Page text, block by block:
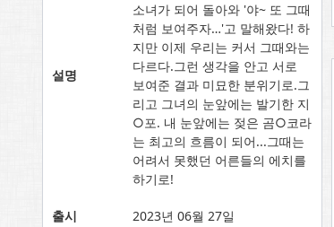
설명
소녀가 되어 돌아와 '야~ 또 그때
처럼 보여주자…'고 말해왔다! 하
지만 이제 우리는 커서 그때와는
다르다.그런 생각을 안고 서로
보여준 결과 미묘한 분위기로.그
리고 그녀의 눈앞에는 발기한 지
○포. 내 눈앞에는 젖은 곰○코라
는 최고의 흐름이 되어...그때는
어려서 못했던 어른들의 에치를
하기로!
출시 2023년 06월 27일